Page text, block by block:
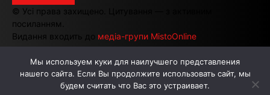
© Усі права захищено. Цитування — з активним
посиланням.
Видання входить до медіа-групи MistoOnline
АВТОРИ РЕКЛАМА НА САЙТІ
Мы используем куки для наилучшего представления
нашего сайта. Если Вы продолжите использовать сайт, мы
будем считать что Вас это устраивает.